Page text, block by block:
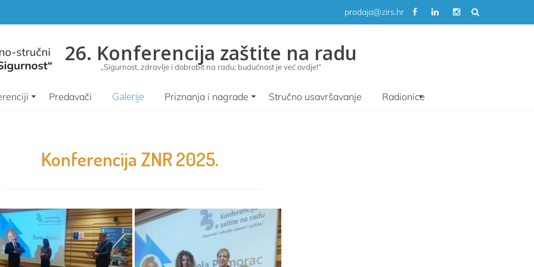
prodaja@zirs.hr
26. Konferencija zaštite na radu
„Sigurnost, zdravlje i dobrobit na radu; budućnost je već ovdje!“
Predavači Galerije Priznanja i nagrade Stručno usavršavanje Radionice
Konferencija ZNR 2025.